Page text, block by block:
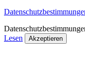
Lesen
Akzeptieren